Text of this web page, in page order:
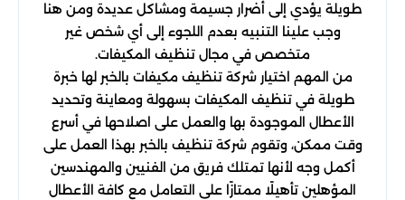
طويلة يؤدي إلى أضرار جسيمة ومشاكل عديدة ومن هنا
وجب علينا التنبيه بعدم اللجوء إلى أي شخص غير
متخصص في مجال تنظيف المكيفات.
من المهم اختيار شركة تنظيف مكيفات بالخبر لها خبرة
طويلة في تنظيف المكيفات بسهولة ومعاينة وتحديد
الأعطال الموجودة بها والعمل على اصلاحها في أسرع
وقت ممكن، وتقوم شركة تنظيف بالخبر بهذا العمل على
أكمل وجه لأنها تمتلك فريق من الفنيين والمهندسين
المؤهلين تأهيلًا ممتازًا على التعامل مع كافة الأعطال